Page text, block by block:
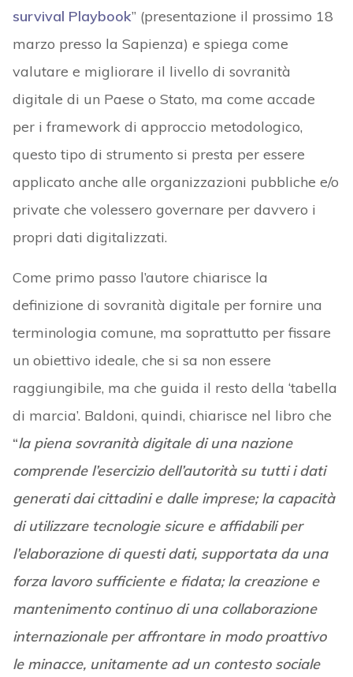
survival Playbook” (presentazione il prossimo 18
marzo presso la Sapienza) e spiega come
valutare e migliorare il livello di sovranità
digitale di un Paese o Stato, ma come accade
per i framework di approccio metodologico,
questo tipo di strumento si presta per essere
applicato anche alle organizzazioni pubbliche e/o
private che volessero governare per davvero i
propri dati digitalizzati.
Come primo passo l’autore chiarisce la
definizione di sovranità digitale per fornire una
terminologia comune, ma soprattutto per fissare
un obiettivo ideale, che si sa non essere
raggiungibile, ma che guida il resto della ‘tabella
di marcia’. Baldoni, quindi, chiarisce nel libro che
“la piena sovranità digitale di una nazione
comprende l’esercizio dell’autorità su tutti i dati
generati dai cittadini e dalle imprese; la capacità
di utilizzare tecnologie sicure e affidabili per
l’elaborazione di questi dati, supportata da una
forza lavoro sufficiente e fidata; la creazione e
mantenimento continuo di una collaborazione
internazionale per affrontare in modo proattivo
le minacce, unitamente ad un contesto sociale